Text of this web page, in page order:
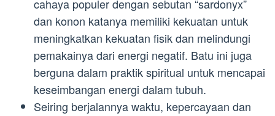
cahaya populer dengan sebutan “sardonyx”
dan konon katanya memiliki kekuatan untuk
meningkatkan kekuatan fisik dan melindungi
pemakainya dari energi negatif. Batu ini juga
berguna dalam praktik spiritual untuk mencapai
keseimbangan energi dalam tubuh.
Seiring berjalannya waktu, kepercayaan dan